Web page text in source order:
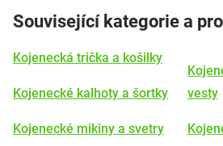
Související kategorie a
Kojenecká trička a košilky
Kojenecké kalhoty a šortky
Kojenecké mikiny a svetry
vesty